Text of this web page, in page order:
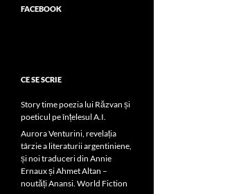
FACEBOOK
CE SE SCRIE
Story time poezia lui Răzvan și
poeticul pe înțelesul A.I.
Aurora Venturini, revelația
târzie a literaturii argentiniene,
și noi traduceri din Annie
Ernaux și Ahmet Altan –
noutăți Anansi. World Fiction